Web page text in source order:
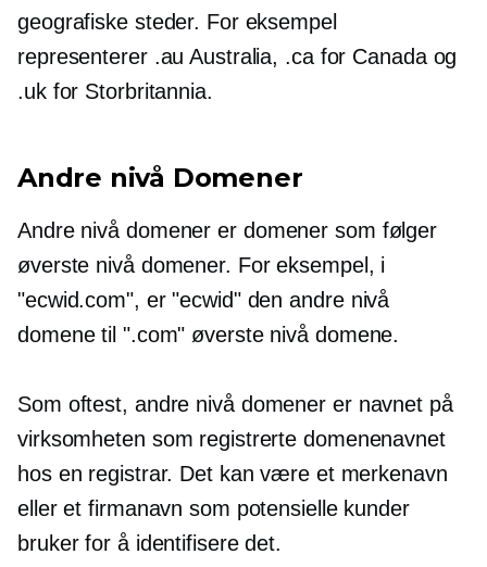
geografiske steder. For eksempel
representerer .au Australia, .ca for Canada og
.uk for Storbritannia.
Andre nivå Domener
Andre nivå domener er domener som følger
øverste nivådomener. For eksempel, i
"ecwid.com", er "ecwid" denandre nivå
domene til ".com" øverste nivå domene.
Som oftest, andre nivådomener er navnet på
virksomheten som registrerte domenenavnet
hos en registrar. Det kan være et merkenavn
eller et firmanavn som potensielle kunder
bruker for å identifisere det.